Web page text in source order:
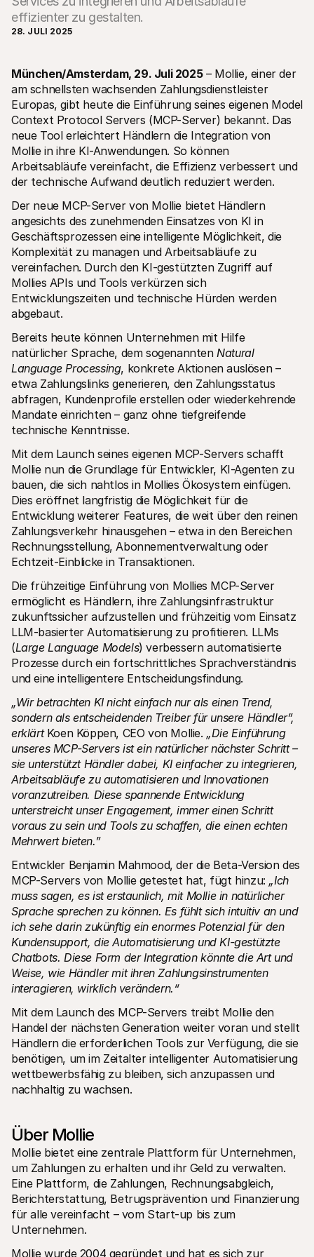
Technische Ressourcen
Developer-Portal
Entdecken Sie unsere Ressourcen und Updates für
Developer
Bibliotheken
Integrieren Sie Mollie mit unseren Plug-and-Play-Paketen
Discord community
Werden Sie Teil der Entwickler-Community
Preise
Sehen Sie sich unsere Preise an
Über uns
Unsere Story und Werte
News
Lesen Sie aktuelle Mollie-
Neuigkeiten
Karriere
Kommen Sie zu uns - wir stellen ein!
Kontakt
Warum steht Mollie auf Ihrem Kontoauszug?
Für Mollie-Händler
Kontaktieren Sie unseren Händler-Support
Sales-Team kontaktieren
Erfahren Sie, wie wir Ihrem Unternehmen helfen können
effizienter zu gestalten.
28. JULI 2025
München/Amsterdam, 29. Juli 2025 – Mollie, einer der
am schnellsten wachsenden Zahlungsdienstleister
Europas, gibt heute die Einführung seines eigenen Model
Context Protocol Servers (MCP-Server) bekannt. Das
neue Tool erleichtert Händlern die Integration von
Mollie in ihre KI-Anwendungen. So können
Arbeitsabläufe vereinfacht, die Effizienz verbessert und
der technische Aufwand deutlich reduziert werden.
Der neue MCP-Server von Mollie bietet Händlern
angesichts des zunehmenden Einsatzes von KI in
Geschäftsprozessen eine intelligente Möglichkeit, die
Komplexität zu managen und Arbeitsabläufe zu
vereinfachen. Durch den KI-gestützten Zugriff auf
Mollies APIs und Tools verkürzen sich
Entwicklungszeiten und technische Hürden werden
abgebaut.
Bereits heute können Unternehmen mit Hilfe
natürlicher Sprache, dem sogenannten Natural
Language Processing, konkrete Aktionen auslösen –
etwa Zahlungslinks generieren, den Zahlungsstatus
abfragen, Kundenprofile erstellen oder wiederkehrende
Mandate einrichten – ganz ohne tiefgreifende
technische Kenntnisse.
Mit dem Launch seines eigenen MCP-Servers schafft
Mollie nun die Grundlage für Entwickler, KI-Agenten zu
bauen, die sich nahtlos in Mollies Ökosystem einfügen.
Dies eröffnet langfristig die Möglichkeit für die
Entwicklung weiterer Features, die weit über den reinen
Zahlungsverkehr hinausgehen – etwa in den Bereichen
Rechnungsstellung, Abonnementverwaltung oder
Echtzeit-Einblicke in Transaktionen.
Die frühzeitige Einführung von Mollies MCP-Server
ermöglicht es Händlern, ihre Zahlungsinfrastruktur
zukunftssicher aufzustellen und frühzeitig vom Einsatz
LLM-basierter Automatisierung zu profitieren. LLMs
(Large Language Models) verbessern automatisierte
Prozesse durch ein fortschrittliches Sprachverständnis
und eine intelligentere Entscheidungsfindung.
„Wir betrachten KI nicht einfach nur als einen Trend,
sondern als entscheidenden Treiber für unsere Händler”,
erklärt Koen Köppen, CEO von Mollie. „Die Einführung
unseres MCP-Servers ist ein natürlicher nächster Schritt –
sie unterstützt Händler dabei, KI einfacher zu integrieren,
Arbeitsabläufe zu automatisieren und Innovationen
voranzutreiben. Diese spannende Entwicklung
unterstreicht unser Engagement, immer einen Schritt
voraus zu sein und Tools zu schaffen, die einen echten
Mehrwert bieten.”
Entwickler Benjamin Mahmood, der die Beta-Version des
MCP-Servers von Mollie getestet hat, fügt hinzu: „Ich
muss sagen, es ist erstaunlich, mit Mollie in natürlicher
Sprache sprechen zu können. Es fühlt sich intuitiv an und
ich sehe darin zukünftig ein enormes Potenzial für den
Kundensupport, die Automatisierung und KI-gestützte
Chatbots. Diese Form der Integration könnte die Art und
Weise, wie Händler mit ihren Zahlungsinstrumenten
interagieren, wirklich verändern.“
Mit dem Launch des MCP-Servers treibt Mollie den
Handel der nächsten Generation weiter voran und stellt
Händlern die erforderlichen Tools zur Verfügung, die sie
benötigen, um im Zeitalter intelligenter Automatisierung
wettbewerbsfähig zu bleiben, sich anzupassen und
nachhaltig zu wachsen.
Über Mollie
Mollie bietet eine zentrale Plattform für Unternehmen,
um Zahlungen zu erhalten und ihr Geld zu verwalten.
Eine Plattform, die Zahlungen, Rechnungsabgleich,
Berichterstattung, Betrugsprävention und Finanzierung
für alle vereinfacht – vom Start-up bis zum
Unternehmen.
Mollie wurde 2004 gegründet und hat es sich zur